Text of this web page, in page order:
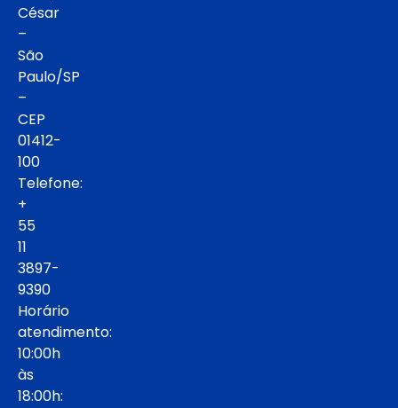
César
–
São
Paulo/SP
–
CEP
01412-
100
Telefone:
+
55
11
3897-
9390
Horário
atendimento:
10:00h
às
18:00h: